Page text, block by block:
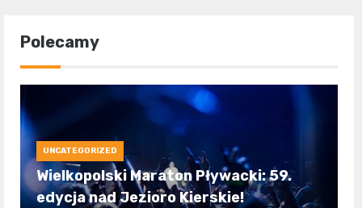
Polecamy
UNCATEGORIZED
Wielkopolski Maraton Pływacki: 59.
edycja nad Jezioro Kierskie!